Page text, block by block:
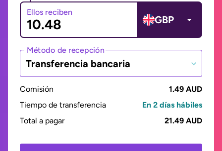
Ellos reciben
GBP
Método de recepción
Transferencia bancaria
Comisión
1.49 AUD
Tiempo de transferencia
En 2 días hábiles
Total a pagar
21.49 AUD